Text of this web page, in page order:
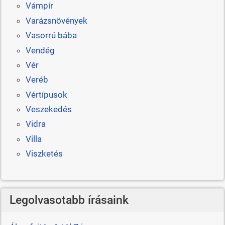
Vámpír
Varázsnövények
Vasorrú bába
Vendég
Vér
Veréb
Vértípusok
Veszekedés
Vidra
Villa
Viszketés
Legolvasotabb írásaink